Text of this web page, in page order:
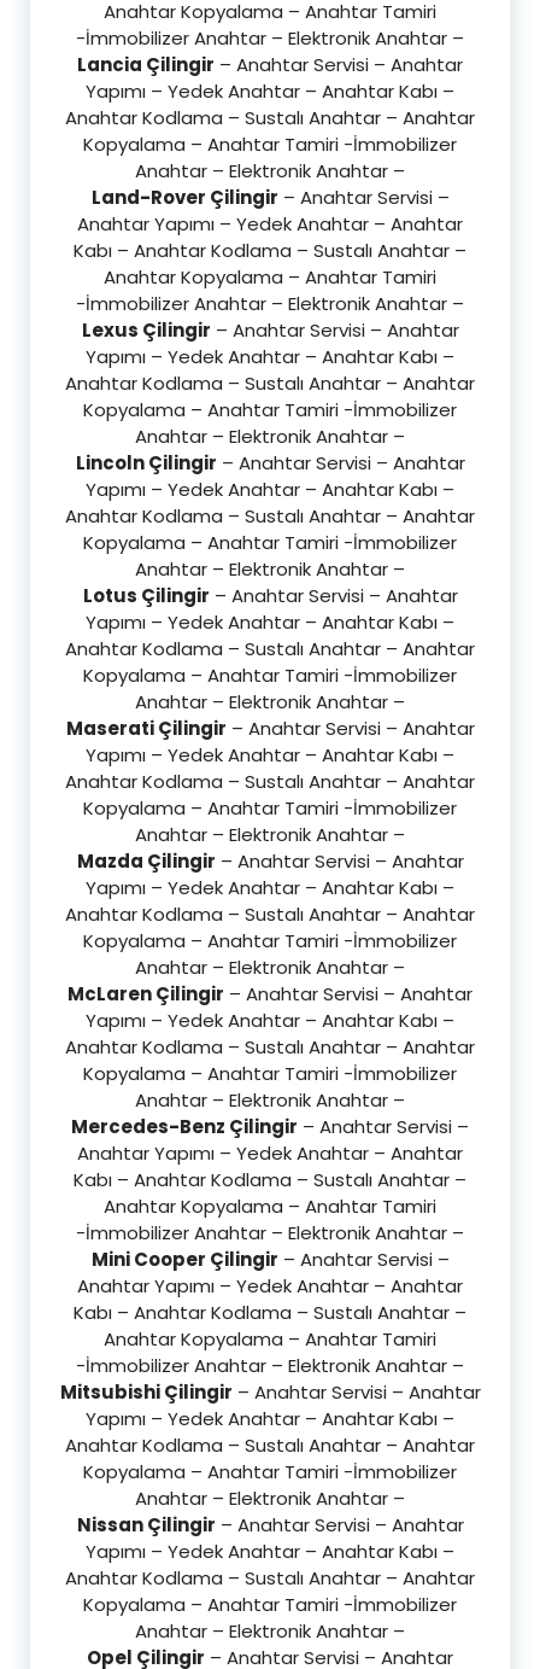
Anahtar Kopyalama – Anahtar Tamiri
-İmmobilizer Anahtar – Elektronik Anahtar –
Lancia Çilingir – Anahtar Servisi – Anahtar
Yapımı – Yedek Anahtar – Anahtar Kabı –
Anahtar Kodlama – Sustalı Anahtar – Anahtar
Kopyalama – Anahtar Tamiri -İmmobilizer
Anahtar – Elektronik Anahtar –
Land-Rover Çilingir – Anahtar Servisi –
Anahtar Yapımı – Yedek Anahtar – Anahtar
Kabı – Anahtar Kodlama – Sustalı Anahtar –
Anahtar Kopyalama – Anahtar Tamiri
-İmmobilizer Anahtar – Elektronik Anahtar –
Lexus Çilingir – Anahtar Servisi – Anahtar
Yapımı – Yedek Anahtar – Anahtar Kabı –
Anahtar Kodlama – Sustalı Anahtar – Anahtar
Kopyalama – Anahtar Tamiri -İmmobilizer
Anahtar – Elektronik Anahtar –
Lincoln Çilingir – Anahtar Servisi – Anahtar
Yapımı – Yedek Anahtar – Anahtar Kabı –
Anahtar Kodlama – Sustalı Anahtar – Anahtar
Kopyalama – Anahtar Tamiri -İmmobilizer
Anahtar – Elektronik Anahtar –
Lotus Çilingir – Anahtar Servisi – Anahtar
Yapımı – Yedek Anahtar – Anahtar Kabı –
Anahtar Kodlama – Sustalı Anahtar – Anahtar
Kopyalama – Anahtar Tamiri -İmmobilizer
Anahtar – Elektronik Anahtar –
Maserati Çilingir – Anahtar Servisi – Anahtar
Yapımı – Yedek Anahtar – Anahtar Kabı –
Anahtar Kodlama – Sustalı Anahtar – Anahtar
Kopyalama – Anahtar Tamiri -İmmobilizer
Anahtar – Elektronik Anahtar –
Mazda Çilingir – Anahtar Servisi – Anahtar
Yapımı – Yedek Anahtar – Anahtar Kabı –
Anahtar Kodlama – Sustalı Anahtar – Anahtar
Kopyalama – Anahtar Tamiri -İmmobilizer
Anahtar – Elektronik Anahtar –
McLaren Çilingir – Anahtar Servisi – Anahtar
Yapımı – Yedek Anahtar – Anahtar Kabı –
Anahtar Kodlama – Sustalı Anahtar – Anahtar
Kopyalama – Anahtar Tamiri -İmmobilizer
Anahtar – Elektronik Anahtar –
Mercedes-Benz Çilingir – Anahtar Servisi –
Anahtar Yapımı – Yedek Anahtar – Anahtar
Kabı – Anahtar Kodlama – Sustalı Anahtar –
Anahtar Kopyalama – Anahtar Tamiri
-İmmobilizer Anahtar – Elektronik Anahtar –
Mini Cooper Çilingir – Anahtar Servisi –
Anahtar Yapımı – Yedek Anahtar – Anahtar
Kabı – Anahtar Kodlama – Sustalı Anahtar –
Anahtar Kopyalama – Anahtar Tamiri
-İmmobilizer Anahtar – Elektronik Anahtar –
Mitsubishi Çilingir – Anahtar Servisi – Anahtar
Yapımı – Yedek Anahtar – Anahtar Kabı –
Anahtar Kodlama – Sustalı Anahtar – Anahtar
Kopyalama – Anahtar Tamiri -İmmobilizer
Anahtar – Elektronik Anahtar –
Nissan Çilingir – Anahtar Servisi – Anahtar
Yapımı – Yedek Anahtar – Anahtar Kabı –
Anahtar Kodlama – Sustalı Anahtar – Anahtar
Kopyalama – Anahtar Tamiri -İmmobilizer
Anahtar – Elektronik Anahtar –
Opel Çilingir – Anahtar Servisi – Anahtar